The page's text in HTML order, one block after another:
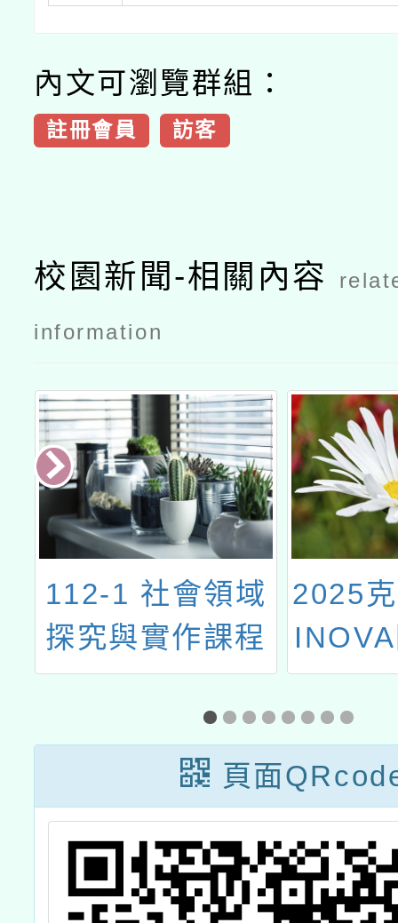
內文可瀏覽群組：
註冊會員 訪客
校園新聞-相關內容
information
112-1 社會領域
探究與實作課程
設計分享-地理與
人文社會科學研
究【一起動手動
腳學地理】
2025
頁面